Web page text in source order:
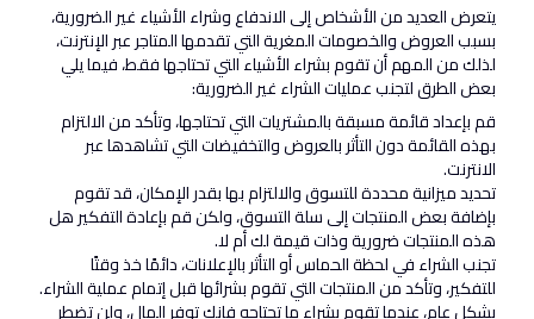
يتعرض العديد من الأشخاص إلى الاندفاع وشراء الأشياء غير الضرورية،
بسبب العروض والخصومات المغرية التي تقدمها المتاجر عبر الإنترنت،
لذلك من المهم أن تقوم بشراء الأشياء التي تحتاجها فقط، فيما يلي
بعض الطرق لتجنب عمليات الشراء غير الضرورية:
قم بإعداد قائمة مسبقة بالمشتريات التي تحتاجها، وتأكد من الالتزام
بهذه القائمة دون التأثر بالعروض والتخفيضات التي تشاهدها عبر
الانترنت.
تحديد ميزانية محددة للتسوق والالتزام بها بقدر الإمكان، قد تقوم
بإضافة بعض المنتجات إلى سلة التسوق، ولكن قم بإعادة التفكير هل
هذه المنتجات ضرورية وذات قيمة لك أم لا.
تجنب الشراء في لحظة الحماس أو التأثر بالإعلانات، دائمًا خذ وقتًا
للتفكير، وتأكد من المنتجات التي تقوم بشرائها قبل إتمام عملية الشراء.
بشكل عام، عندما تقوم بشراء ما تحتاجه فإنك توفر المال، ولن تضطر